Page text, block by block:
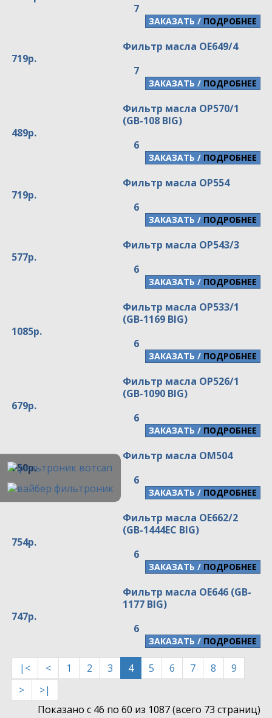
7
/ ПОДРОБНЕЕ
Фильтр масла OE649/4
719р.
7
/ ПОДРОБНЕЕ
Фильтр масла OP570/1
(GB-108 BIG)
489р.
6
/ ПОДРОБНЕЕ
Фильтр масла OP554
719р.
6
/ ПОДРОБНЕЕ
Фильтр масла OP543/3
577р.
6
/ ПОДРОБНЕЕ
Фильтр масла OP533/1
(GB-1169 BIG)
1085р.
6
/ ПОДРОБНЕЕ
Фильтр масла OP526/1
(GB-1090 BIG)
679р.
6
/ ПОДРОБНЕЕ
Фильтр масла OM504
650р.
6
/ ПОДРОБНЕЕ
Фильтр масла OE662/2
(GB-1444EC BIG)
754р.
6
/ ПОДРОБНЕЕ
Фильтр масла OE646 (GB-
1177 BIG)
747р.
6
/ ПОДРОБНЕЕ
|< < 1 2 3 4 5 6 7 8
9
>
>|
Показано с 46 по 60 из 1087 (всего 73 страниц)